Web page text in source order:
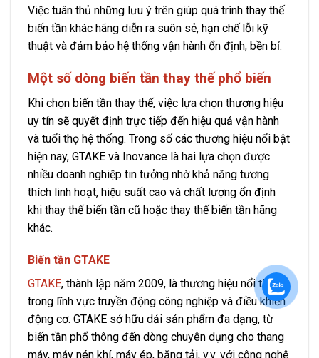
Việc tuân thủ những lưu ý trên giúp quá trình thay thế
biến tần khác hãng diễn ra suôn sẻ, hạn chế lỗi kỹ
thuật và đảm bảo hệ thống vận hành ổn định, bền bỉ.
Một số dòng biến tần thay thế phổ biến
Khi chọn biến tần thay thế, việc lựa chọn thương hiệu
uy tín sẽ quyết định trực tiếp đến hiệu quả vận hành
và tuổi thọ hệ thống. Trong số các thương hiệu nổi bật
hiện nay, GTAKE và Inovance là hai lựa chọn được
nhiều doanh nghiệp tin tưởng nhờ khả năng tương
thích linh hoạt, hiệu suất cao và chất lượng ổn định
khi thay thế biến tần cũ hoặc thay thế biến tần hãng
khác.
Biến tần GTAKE
GTAKE, thành lập năm 2009, là thương hiệu nổi tiếng
trong lĩnh vực truyền động công nghiệp và điều khiển
động cơ. GTAKE sở hữu dải sản phẩm đa dạng, từ
biến tần phổ thông đến dòng chuyên dụng cho thang
máy, máy nén khí, máy ép, băng tải, v.v. với công nghệ